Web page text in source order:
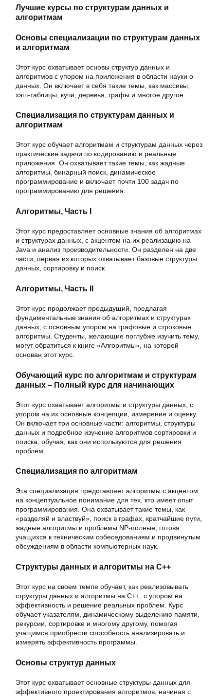
Лучшие курсы по структурам данных и
алгоритмам
Основы специализации по структурам данных
и алгоритмам
Этот курс охватывает основы структур данных и
алгоритмов с упором на приложения в области науки о
данных. Он включает в себя такие темы, как массивы,
хэш-таблицы, кучи, деревья, графы и многое другое.
Специализация по структурам данных и
алгоритмам
Этот курс обучает алгоритмам и структурам данных через
практические задачи по кодированию и реальные
приложения. Он охватывает такие темы, как жадные
алгоритмы, бинарный поиск, динамическое
программирование и включает почти 100 задач по
программированию для решения.
Алгоритмы, Часть I
Этот курс предоставляет основные знания об алгоритмах
и структурах данных, с акцентом на их реализацию на
Java и анализ производительности. Он разделен на две
части, первая из которых охватывает базовые структуры
данных, сортировку и поиск.
Алгоритмы, Часть II
Этот курс продолжает предыдущий, предлагая
фундаментальные знания об алгоритмах и структурах
данных, с основным упором на графовые и строковые
алгоритмы. Студенты, желающие поглубже изучить тему,
могут обратиться к книге «Алгоритмы», на которой
основан этот курс.
Обучающий курс по алгоритмам и структурам
данных – Полный курс для начинающих
Этот курс охватывает алгоритмы и структуры данных, с
упором на их основные концепции, измерение и оценку.
Он включает три основные части: алгоритмы, структуры
данных и подробное изучение алгоритмов сортировки и
поиска, обучая, как они используются для решения
проблем.
Специализация по алгоритмам
Эта специализация представляет алгоритмы с акцентом
на концептуальное понимание для тех, кто имеет опыт
программирования. Она охватывает такие темы, как
«разделяй и властвуй», поиск в графах, кратчайшие пути,
жадные алгоритмы и проблемы NP-полные, готовя
учащихся к техническим собеседованиям и продвинутым
обсуждениям в области компьютерных наук.
Структуры данных и алгоритмы на C++
Этот курс на своем темпе обучает, как реализовывать
структуры данных и алгоритмы на C++, с упором на
эффективность и решение реальных проблем. Курс
обучает указателям, динамическому выделению памяти,
рекурсии, сортировке и многому другому, помогая
учащимся приобрести способность анализировать и
измерять эффективность программы.
Основы структур данных
Этот курс охватывает основные структуры данных для
эффективного проектирования алгоритмов, начиная с